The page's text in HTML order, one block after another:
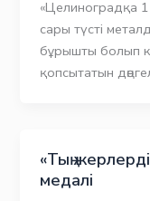
«Целиноградқа
сары түсті
бұрышты болып
қопсытатын
«Тың
медалі